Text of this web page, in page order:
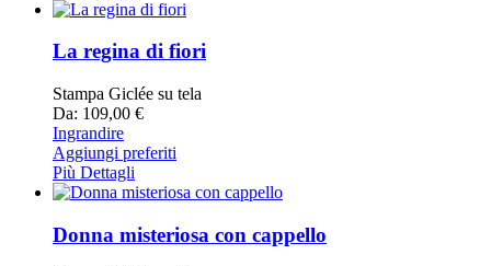
La regina di fiori
Stampa Giclée su tela
Da: 109,00 €
Ingrandire
Aggiungi preferiti
Più Dettagli
Donna misteriosa con cappello